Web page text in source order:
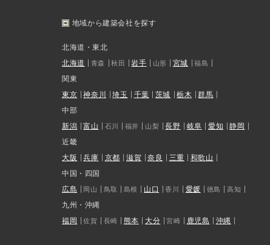
地域から建築会社を探す
北海道・東北
北海道
青森 秋田 岩手 山形 宮城 福島
関東
東京
神奈川 埼玉 千葉 茨城 栃木
群馬
中部
新潟
富山 石川 福井 山梨 長野 岐阜 愛知
静岡
近畿
大阪
兵庫 京都 滋賀 奈良 三重
和歌山
中国・四国
広島
岡山 鳥取 島根 山口 香川 愛媛 徳島 高知
九州・沖縄
福岡
佐賀 長崎 熊本 大分 宮崎 鹿児島 沖縄